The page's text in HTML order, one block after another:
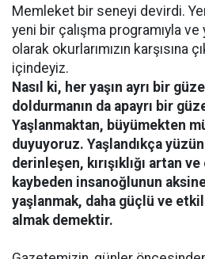
Memleket bir seneyi devirdi.
yeni bir çalışma programıyla
olarak okurlarımızın karşısına
içindeyiz.
Nasıl ki, her yaşın ayrı bir
doldurmanın da apayrı bir
Yaşlanmaktan, büyümekten
duyuyoruz. Yaşlandıkça
derinleşen, kırışıklığı artan
kaybeden insanoğlunun
yaşlanmak, daha güçlü ve etkili
almak demektir.